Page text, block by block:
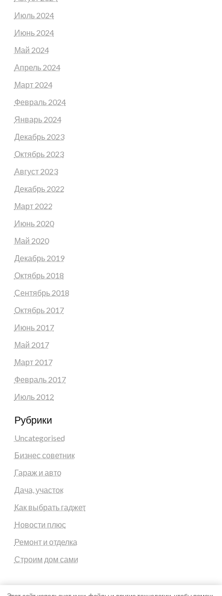
Июль 2024
Июнь 2024
Май 2024
Апрель 2024
Март 2024
Февраль 2024
Январь 2024
Декабрь 2023
Октябрь 2023
Август 2023
Декабрь 2022
Март 2022
Июнь 2020
Май 2020
Декабрь 2019
Октябрь 2018
Сентябрь 2018
Октябрь 2017
Июнь 2017
Май 2017
Март 2017
Февраль 2017
Июль 2012
Рубрики
Uncategorised
Бизнес советник
Гараж и авто
Дача, участок
Как выбрать гаджет
Новости плюс
Ремонт и отделка
Строим дом сами